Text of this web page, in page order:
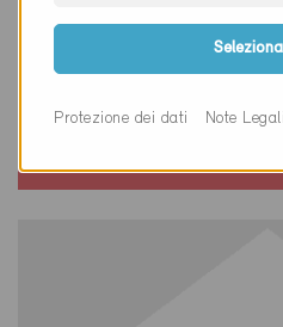
Nassenwil 8155
Nuova costruzione,
Protezione dei dati Note Legali